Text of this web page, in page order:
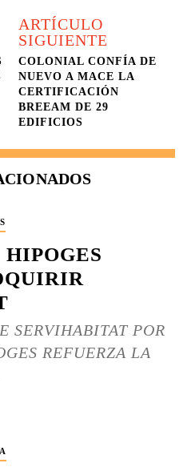
ARTÍCULO
SIGUIENTE
COLONIAL CONFÍA DE
NUEVO A MACE LA
CERTIFICACIÓN
BREEAM DE 29
EDIFICIOS
SERVIHABITAT POR
REFUERZA LA